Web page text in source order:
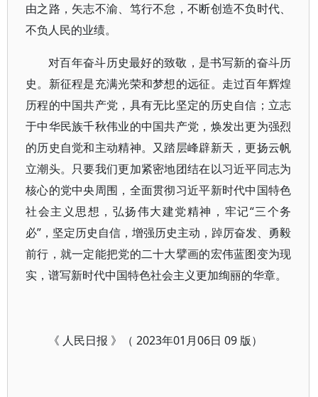
由之路，矢志不渝、笃行不怠，不断创造不负时代、
不负人民的业绩。
对百年奋斗历史最好的致敬，是书写新的奋斗历
史。新征程是充满光荣和梦想的远征。走过百年辉煌
历程的中国共产党，具有无比坚定的历史自信；立志
于中华民族千秋伟业的中国共产党，焕发出更为强烈
的历史自觉和主动精神。又踏层峰辟新天，更扬云帆
立潮头。只要我们更加紧密地团结在以习近平同志为
核心的党中央周围，全面贯彻习近平新时代中国特色
社会主义思想，弘扬伟大建党精神，牢记“三个务
必”，坚定历史自信，增强历史主动，踔厉奋发、勇毅
前行，就一定能把党的二十大擘画的宏伟蓝图变为现
实，谱写新时代中国特色社会主义更加绚丽的华章。
《 人民日报 》（ 2023年01月06日 09 版）